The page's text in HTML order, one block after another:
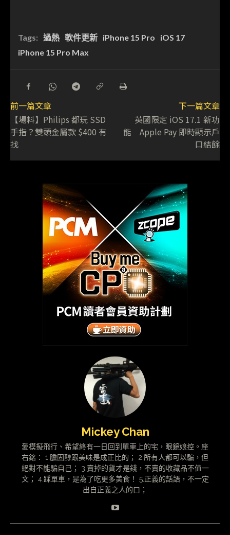
Tags: 過熱 軟件更新 iPhone 15 Pro
iOS 17
iPhone 15 Pro Max
前一篇文章
【場料】Philips 都玩 SSD
手指？雙頭金屬款 $400 有
找
下一篇文章
英國限定 iOS 17.1 新功
能 Apple Pay 即時顯示戶
口結餘
Mickey Chan
愛模擬飛行、希望終有一日回到單車上的宅，眼鏡娘控。座
右銘： 1.膽固醇跟美味是成正比的； 2.所有人都可以騙，但
絕對不能騙自己； 3.賣掉的貨才是錢，不賣的收藏品不值一
文； 4.踩單車，是為了吃更多美食！ 5.正義的話語，不一定
出自正義之人的口；